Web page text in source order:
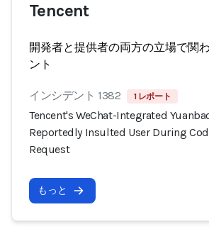
Tencent
開発者と提供者の両方の立場で関
ント
インシデント 1382 1 レポート
Tencent's WeChat-Integrated
Reportedly Insulted User During
Request
もっと